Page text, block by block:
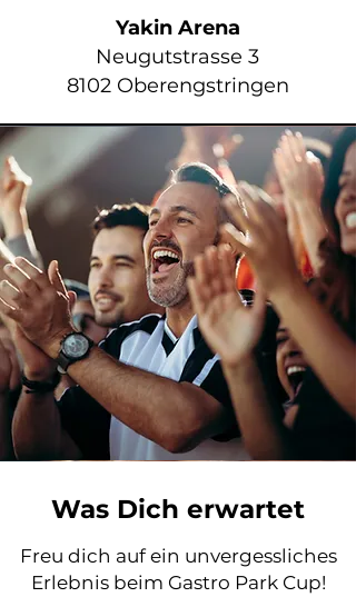
Yakin Arena
Neugutstrasse 3
8102 Oberengstringen
Was Dich erwartet
Freu dich auf ein unvergessliches
Erlebnis beim Gastro Park Cup!